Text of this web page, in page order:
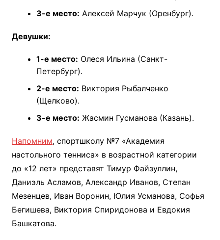
3-е место: Алексей Марчук (Оренбург).
Девушки:
1-е место: Олеся Ильина (Санкт-
Петербург).
2-е место: Виктория Рыбалченко
(Щелково).
3-е место: Жасмин Гусманова (Казань).
Напомним, спортшколу №7 «Академия
настольного тенниса» в возрастной категории
до «12 лет» представят Тимур Файзуллин,
Даниэль Асламов, Александр Иванов, Степан
Мезенцев, Иван Воронин, Юлия Усманова, Софья
Бегишева, Виктория Спиридонова и Евдокия
Башкатова.